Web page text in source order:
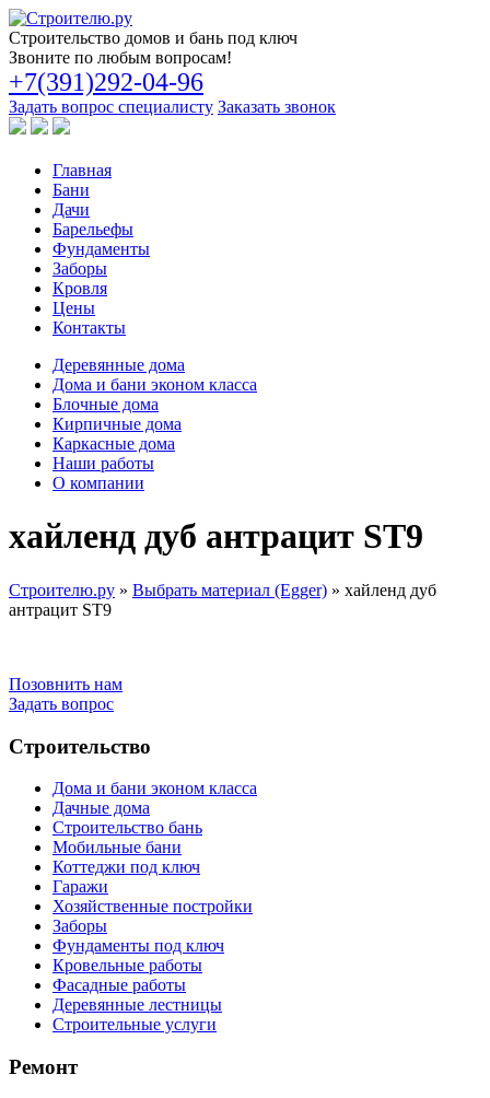
Строительство домов и бань под ключ
Звоните по любым вопросам!
+7(391)292-04-96
Задать вопрос специалисту Заказать звонок
Главная
Бани
Дачи
Барельефы
Фундаменты
Заборы
Кровля
Цены
Контакты
Деревянные дома
Дома и бани эконом класса
Блочные дома
Кирпичные дома
Каркасные дома
Наши работы
О компании
хайленд дуб антрацит ST9
Строителю.ру » Выбрать материал (Egger) » хайленд дуб
антрацит ST9
Позовнить нам
Задать вопрос
Строительство
Дома и бани эконом класса
Дачные дома
Строительство бань
Мобильные бани
Коттеджи под ключ
Гаражи
Хозяйственные постройки
Заборы
Фундаменты под ключ
Кровельные работы
Фасадные работы
Деревянные лестницы
Строительные услуги
Ремонт